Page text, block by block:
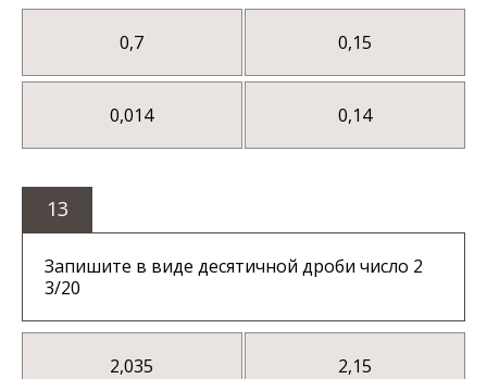
0,7 0,15
0,014 0,14
13
Запишите в виде десятичной дроби число 2
3/20
2,035 2,15